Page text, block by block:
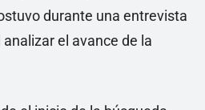
durante una entrevista
analizar el avance de la